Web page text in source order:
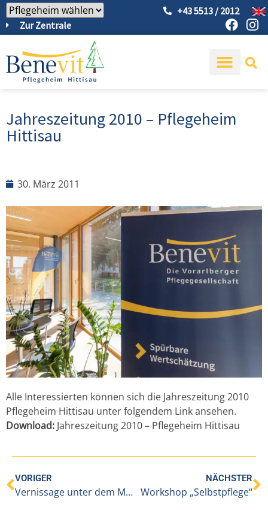
Zur Zentrale
+43 5513 / 2012
Jahreszeitung 2010 – Pflegeheim
Hittisau
30. März 2011
Alle Interessierten können sich die Jahreszeitung 2010
Pflegeheim Hittisau unter folgendem Link ansehen.
Download: Jahreszeitung 2010 – Pflegeheim Hittisau
VORIGER
Vernissage unter dem Motto „Mitanand“
NÄCHSTER
Workshop „Selbstpflege“